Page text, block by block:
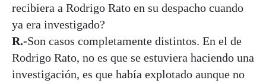
recibiera a Rodrigo Rato en su despacho cuando
ya era investigado?
R.-Son casos completamente distintos. En el de
Rodrigo Rato, no es que se estuviera haciendo una
investigación, es que había explotado aunque no